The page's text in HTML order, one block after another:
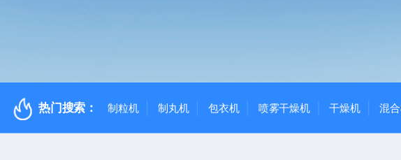
热门搜索： 制粒机 制丸机 包衣机 喷雾干燥机 干燥机 混